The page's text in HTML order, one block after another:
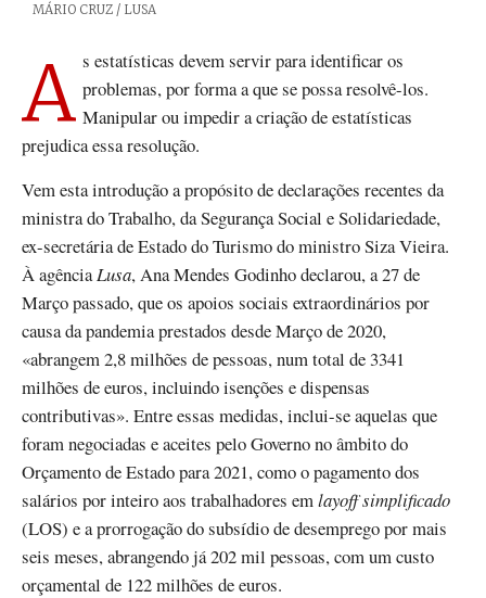
Créditos
MÁRIO CRUZ / LUSA
As estatísticas devem servir para identificar os problemas, por forma a que se possa resolvê-los.
Manipular ou impedir a criação de estatísticas
prejudica essa resolução.
Vem esta introdução a propósito de declarações recentes da
ministra do Trabalho, da Segurança Social e Solidariedade,
ex-secretária de Estado do Turismo do ministro Siza Vieira.
À agênciaLusa, Ana Mendes Godinho declarou, a 27 de
Março passado, que os apoios sociais extraordinários por
causa da pandemia prestados desde Março de 2020,
«abrangem 2,8 milhões de pessoas, num total de 3341
milhões de euros, incluindo isenções e dispensas
contributivas». Entre essas medidas, inclui-se aquelas que
foram negociadas e aceites pelo Governo no âmbito do
Orçamento de Estado para 2021, como o pagamento dos
salários por inteiro aos trabalhadores emlayoff simplificado
(LOS) e a prorrogação do subsídio de desemprego por mais
seis meses, abrangendo já 202 mil pessoas, com um custo
orçamental de 122 milhões de euros.